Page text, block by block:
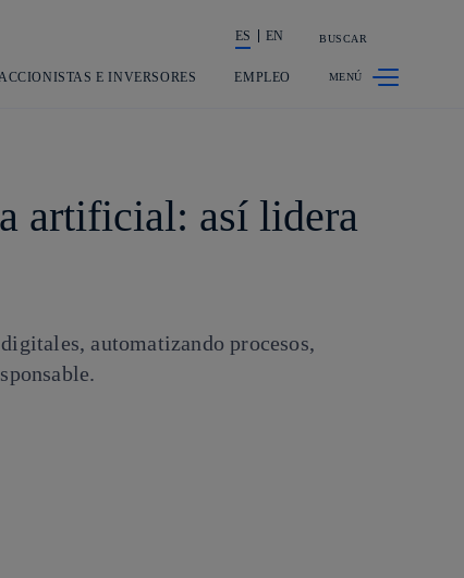
La acción en accionistas e inversores
ES EN BUSCAR
ACCIONISTAS E INVERSORES EMPLEO
artificial: así lidera
automatizando procesos,